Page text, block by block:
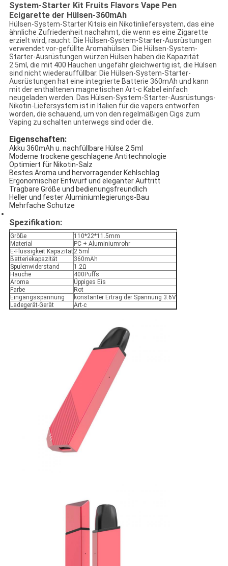
System-Starter Kit Fruits Flavors Vape Pen
Ecigarette der Hülsen-360mAh
Hülsen-System-Starter Kitsis ein Nikotinliefersystem, das eine
ähnliche Zufriedenheit nachahmt, die wenn es eine Zigarette
erzielt wird, raucht. Die Hülsen-System-Starter-Ausrüstungen
verwendet vor-gefüllte Aromahülsen. Die Hülsen-System-
Starter-Ausrüstungen würzen Hülsen haben die Kapazität
2.5ml, die mit 400 Hauchen ungefähr gleichwertig ist, die Hülsen
sind nicht wiederauffüllbar. Die Hülsen-System-Starter-
Ausrüstungen hat eine integrierte Batterie 360mAh und kann
mit der enthaltenen magnetischen Art-c Kabel einfach
neugeladen werden. Das Hülsen-System-Starter-Ausrüstungs-
Nikotin-Liefersystem ist in Italien für die vapers entworfen
worden, die schauend, um von den regelmäßigen Cigs zum
Vaping zu schalten unterwegs sind oder die.
Eigenschaften:
Akku 360mAh u. nachfüllbare Hülse 2.5ml
Moderne trockene geschlagene Antitechnologie
Optimiert für Nikotin-Salz
Bestes Aroma und hervorragender Kehlschlag
Ergonomischer Entwurf und eleganter Auftritt
Tragbare Größe und bedienungsfreundlich
Heller und fester Aluminiumlegierungs-Bau
Mehrfache Schutze
Spezifikation:
Größe
110*22*11.5mm
Material
PC + Aluminiumrohr
E-Flüssigkeit Kapazität2.5ml
Batteriekapazität
360mAh
Spulenwiderstand
1.2Ω
Hauche
400Puffs
Aroma
Üppiges Eis
Farbe
Rot
Eingangsspannung
konstanter Ertrag der Spannung 3.6V
Ladegerät-Gerät
Art-c